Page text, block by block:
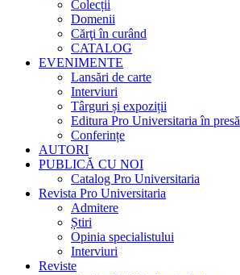
Colecții
Domenii
Cărţi în curând
CATALOG
EVENIMENTE
Lansări de carte
Interviuri
Târguri și expoziții
Editura Pro Universitaria în presă
Conferințe
AUTORI
PUBLICĂ CU NOI
Catalog Pro Universitaria
Revista Pro Universitaria
Admitere
Știri
Opinia specialistului
Interviuri
Reviste